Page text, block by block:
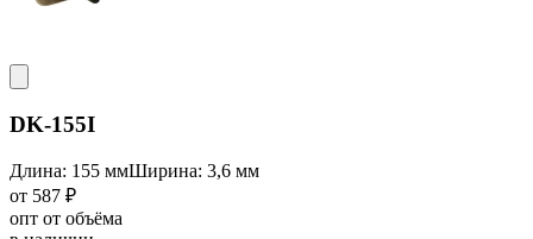
DK-155I
Длина: 155 ммШирина: 3,6 мм
от 587 ₽
опт от объёма